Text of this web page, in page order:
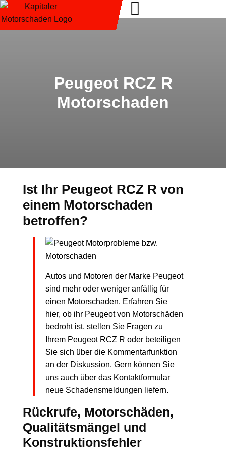
Peugeot RCZ R
Motorschaden
Ist Ihr Peugeot RCZ R von
einem Motorschaden
betroffen?
Autos und Motoren der Marke Peugeot
sind mehr oder weniger anfällig für
einen Motorschaden. Erfahren Sie
hier, ob ihr Peugeot von Motorschäden
bedroht ist, stellen Sie Fragen zu
Ihrem Peugeot RCZ R oder beteiligen
Sie sich über die Kommentarfunktion
an der Diskussion. Gern können Sie
uns auch über das Kontaktformular
neue Schadensmeldungen liefern.
Rückrufe, Motorschäden,
Qualitätsmängel und
Konstruktionsfehler